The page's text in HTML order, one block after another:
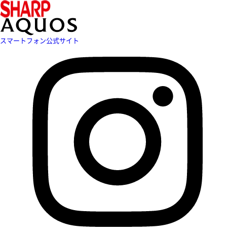
スマートフォン公式サイト